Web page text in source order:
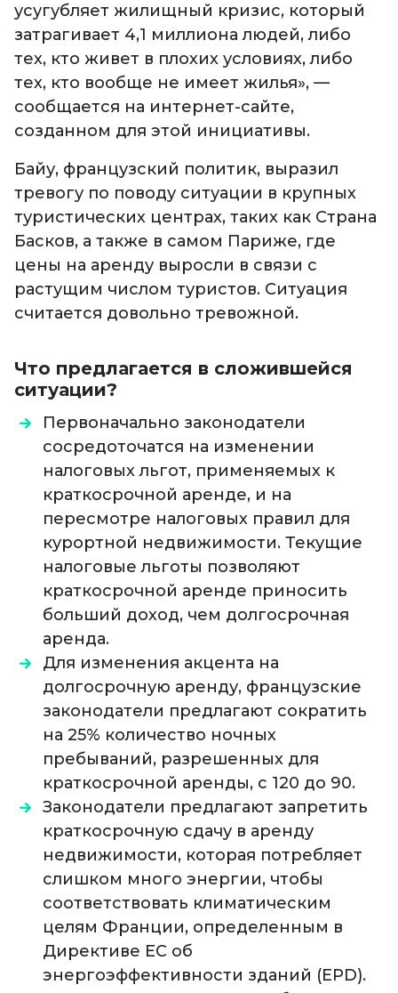
усугубляет жилищный кризис, который
затрагивает 4,1 миллиона людей, либо
тех, кто живет в плохих условиях, либо
тех, кто вообще не имеет жилья», —
сообщается на интернет-сайте,
созданном для этой инициативы.
Байу, французский политик, выразил
тревогу по поводу ситуации в крупных
туристических центрах, таких как Страна
Басков, а также в самом Париже, где
цены на аренду выросли в связи с
растущим числом туристов. Ситуация
считается довольно тревожной.
Что предлагается в сложившейся
ситуации?
Первоначально законодатели
сосредоточатся на изменении
налоговых льгот, применяемых к
краткосрочной аренде, и на
пересмотре налоговых правил для
курортной недвижимости. Текущие
налоговые льготы позволяют
краткосрочной аренде приносить
больший доход, чем долгосрочная
аренда.
Для изменения акцента на
долгосрочную аренду, французские
законодатели предлагают сократить
на 25% количество ночных
пребываний, разрешенных для
краткосрочной аренды, с 120 до 90.
Законодатели предлагают запретить
краткосрочную сдачу в аренду
недвижимости, которая потребляет
слишком много энергии, чтобы
соответствовать климатическим
целям Франции, определенным в
Директиве ЕС об
энергоэффективности зданий (EPD).